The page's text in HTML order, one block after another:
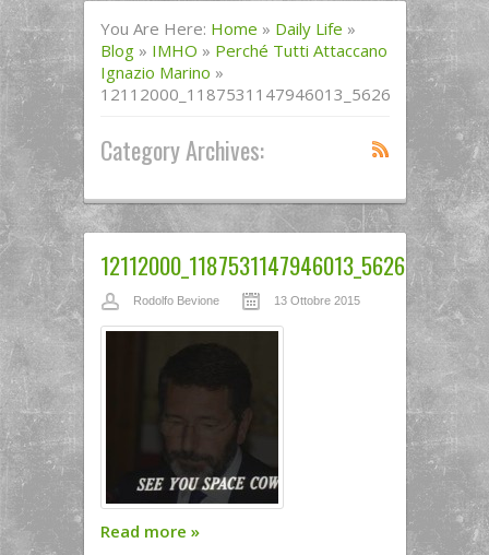
You Are Here: Home » Daily Life »
Blog » IMHO » Perché Tutti Attaccano
Ignazio Marino »
Category Archives:
Rodolfo Bevione 13 Ottobre 2015
Read more »